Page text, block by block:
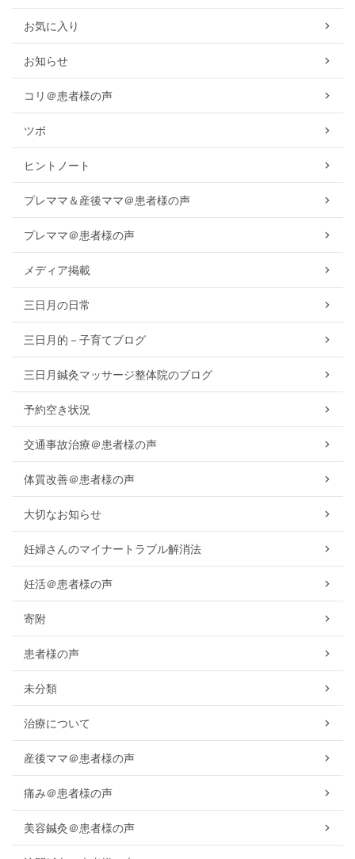
お気に入り
お知らせ
コリ＠患者様の声
ツボ
ヒントノート
プレママ＆産後ママ＠患者様の声
プレママ＠患者様の声
メディア掲載
三日月の日常
三日月的－子育てブログ
三日月鍼灸マッサージ整体院のブログ
予約空き状況
交通事故治療＠患者様の声
体質改善＠患者様の声
大切なお知らせ
妊婦さんのマイナートラブル解消法
妊活＠患者様の声
寄附
患者様の声
未分類
治療について
産後ママ＠患者様の声
痛み＠患者様の声
美容鍼灸＠患者様の声